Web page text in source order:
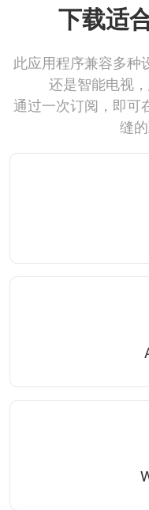
下载适
此应用程序兼容多种
还是智能电视
通过一次订阅，即可
缝